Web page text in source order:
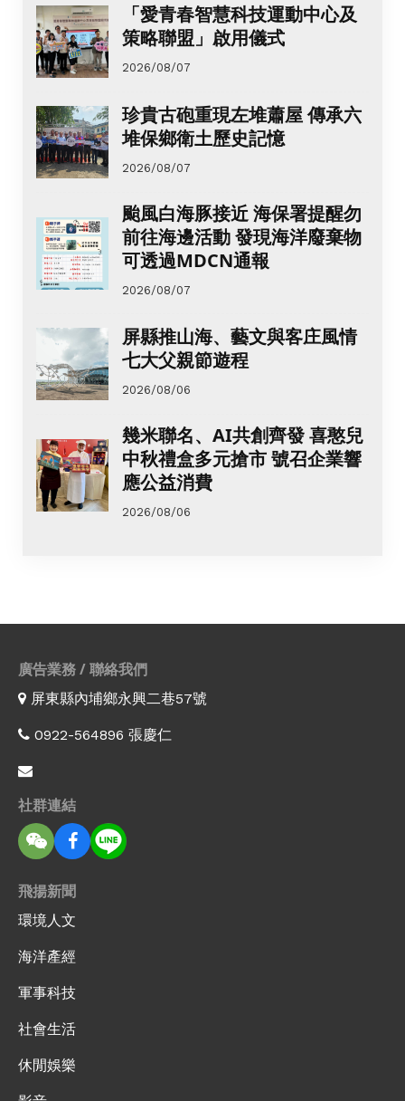
「愛青春智慧科技運動中心及
策略聯盟」啟用儀式
2026/08/07
珍貴古砲重現左堆蕭屋 傳承六
堆保鄉衛土歷史記憶
2026/08/07
颱風白海豚接近 海保署提醒勿
前往海邊活動 發現海洋廢棄物
可透過MDCN通報
2026/08/07
屏縣推山海、藝文與客庄風情
七大父親節遊程
2026/08/06
幾米聯名、AI共創齊發 喜憨兒
中秋禮盒多元搶市 號召企業響
應公益消費
2026/08/06
廣告業務 / 聯絡我們
屏東縣內埔鄉永興二巷57號
0922-564896 張慶仁
社群連結
飛揚新聞
環境人文
海洋產經
軍事科技
社會生活
休閒娛樂